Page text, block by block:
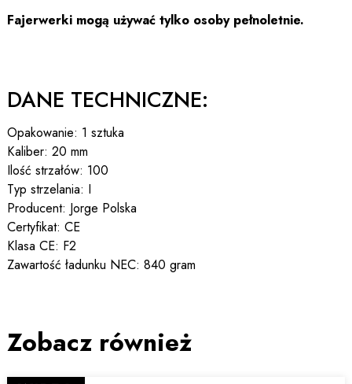
Fajerwerki mogą używać tylko osoby pełnoletnie.
DANE TECHNICZNE:
Opakowanie: 1 sztuka
Kaliber: 20 mm
Ilość strzałów: 100
Typ strzelania: I
Producent: Jorge Polska
Certyfikat: CE
Klasa CE: F2
Zawartość ładunku NEC: 840 gram
Zobacz również